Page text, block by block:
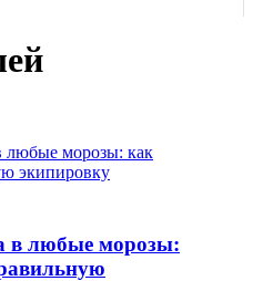
в любые морозы: